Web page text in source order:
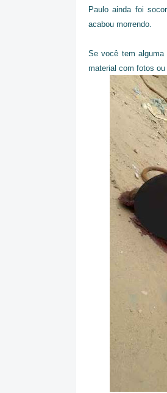
Paulo ainda foi
acabou morrendo.
Se você tem
material com fotos